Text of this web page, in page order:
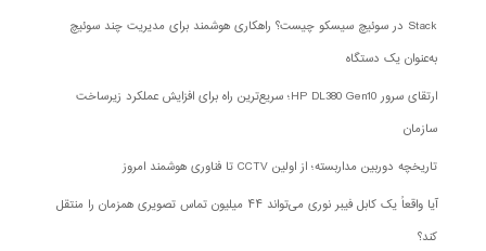
Stack در سوئیچ سیسکو چیست؟ راهکاری هوشمند برای مدیریت چند سوئیچ
به‌عنوان یک دستگاه
ارتقای سرور HP DL380 Gen10؛ سریع‌ترین راه برای افزایش عملکرد زیرساخت
سازمان
تاریخچه دوربین مداربسته؛ از اولین CCTV تا فناوری هوشمند امروز
آیا واقعاً یک کابل فیبر نوری می‌تواند ۴۴ میلیون تماس تصویری همزمان را منتقل
کند؟